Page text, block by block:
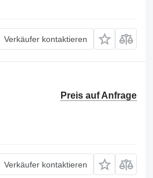
Verkäufer kontaktieren
Preis auf Anfrage
Verkäufer kontaktieren